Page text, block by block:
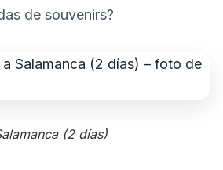
de souvenirs?
(2 días)